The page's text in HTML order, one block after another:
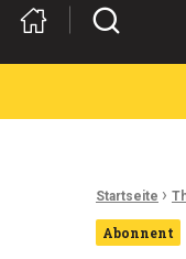
Suchen
Ariadnefaden:
Startseite ›
Abonnent